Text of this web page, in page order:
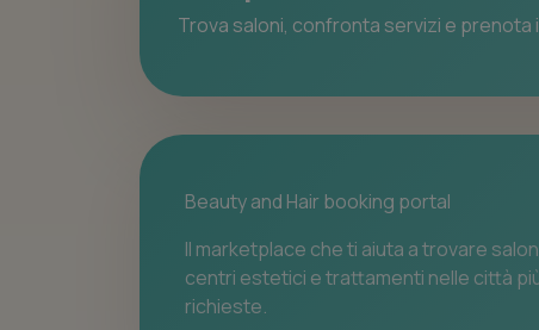
Trova saloni, confronta servizi e prenota
Beauty and Hair booking portal
Il marketplace che ti aiuta a trovare
centri estetici e trattamenti nelle città
richieste.